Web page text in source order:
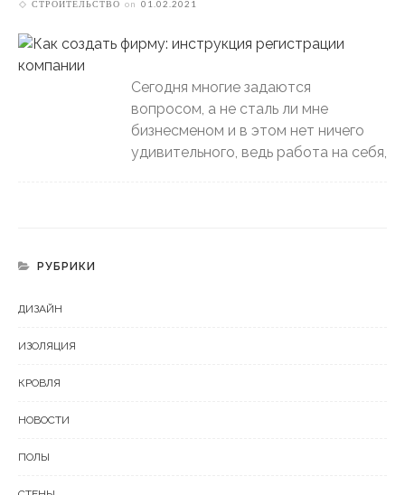
СТРОИТЕЛЬСТВО on 01.02.2021
Сегодня многие задаются
вопросом, а не сталь ли мне
бизнесменом и в этом нет ничего
удивительного, ведь работа на себя,
РУБРИКИ
ДИЗАЙН
ИЗОЛЯЦИЯ
КРОВЛЯ
НОВОСТИ
ПОЛЫ